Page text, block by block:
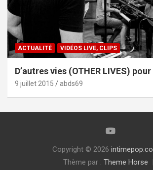
ACTUALITÉ VIDÉOS LIVE, CLIPS
D’autres vies (OTHER LIVES)
9 juillet 2015 abds69
Copyright © 2026
Thème par : Theme Horse